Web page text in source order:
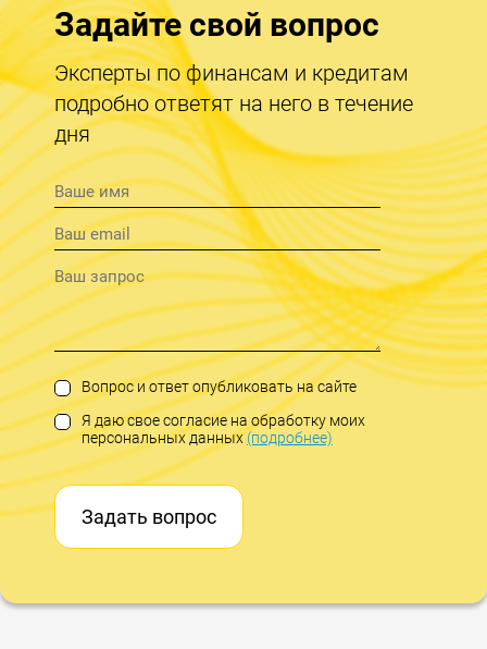
Задайте свой вопрос
Эксперты по финансам и кредитам
подробно ответят на него в течение
дня
Вопрос и ответ опубликовать на сайте
Я даю свое согласие на обработку моих
персональных данных(подробнее)
Задать вопрос